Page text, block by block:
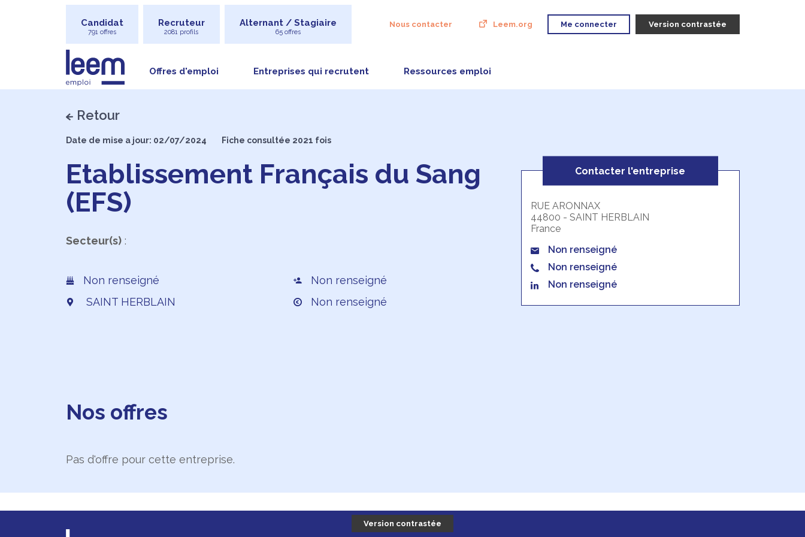
Candidat
791 offres
Recruteur
2081 profils
Alternant / Stagiaire
65 offres
Nous contacter Leem.org Me connecter Version contrastée
Offres d'emploi Entreprises qui recrutent Ressources emploi
Retour
Date de mise a jour: 02/07/2024 Fiche consultée 2021 fois
Etablissement Français du Sang
(EFS)
Secteur(s):
Non renseigné
SAINT HERBLAIN
Non renseigné
Non renseigné
Contacter l'entreprise
RUE ARONNAX
44800 - SAINT HERBLAIN
France
Non renseigné
Non renseigné
Non renseigné
Nos offres
Pas d'offre pour cette entreprise.
Version contrastée